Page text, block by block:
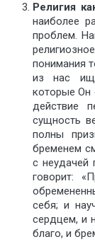
Религия
наиболее
проблем.
понимания
из нас
которые Он
действие
сущность
полны
бременем
с неудачей
говорит:
себя; и
сердцем, и
благо, и